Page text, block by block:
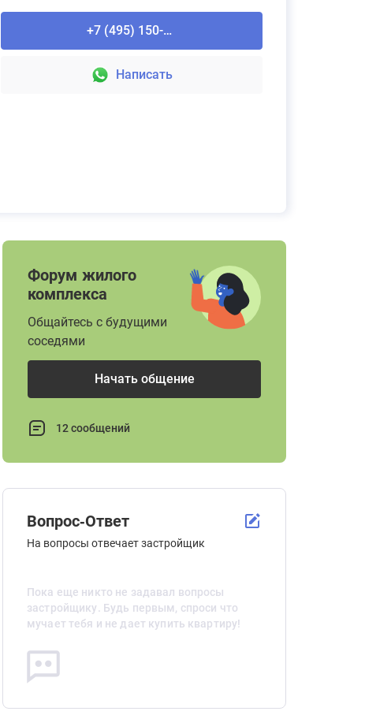
+7 (495) 150-90-61
Написать
Форум жилого
комплекса
Общайтесь с будущими
соседями
Начать общение
12 сообщений
Вопрос-Ответ
На вопросы отвечает застройщик
Пока еще никто не задавал вопросы
застройщику. Будь первым, спроси что
мучает тебя и не дает купить квартиру!